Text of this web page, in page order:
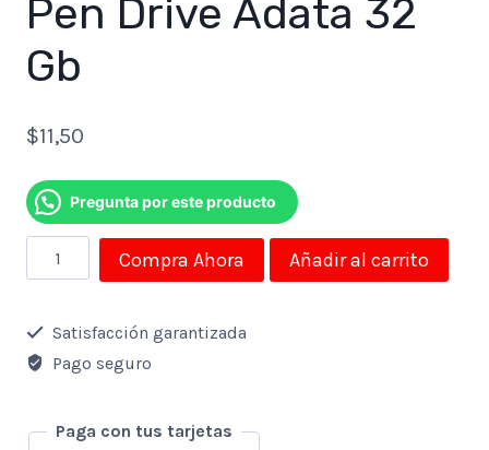
Pen Drive Adata 32
Gb
$11,50
Pregunta por este producto
Drive
Adata
32
cantidad
Compra Ahora Añadir al carrito
Satisfacción garantizada
Pago seguro
Paga con tus tarjetas